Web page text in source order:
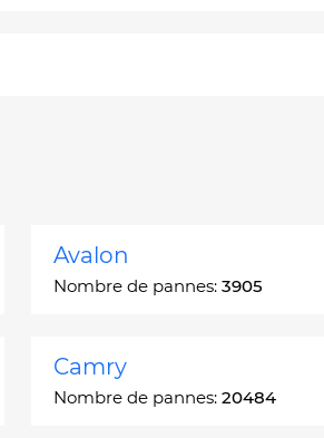
Avalon
Nombre de pannes: 3905
Camry
Nombre de pannes: 20484